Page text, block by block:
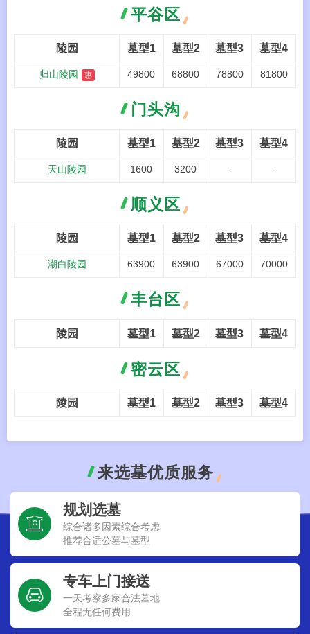
平谷区
陵园 墓型1 墓型2 墓型3 墓型4
归山陵园 惠 49800 68800 78800 81800
门头沟
陵园 墓型1 墓型2 墓型3 墓型4
天山陵园 1600 3200 - -
顺义区
陵园 墓型1 墓型2 墓型3 墓型4
潮白陵园 63900 63900 67000 70000
丰台区
陵园 墓型1 墓型2 墓型3 墓型4
密云区
陵园 墓型1 墓型2 墓型3 墓型4
来选墓优质服务
规划选墓
综合诸多因素综合考虑
推荐合适公墓与墓型
专车上门接送
一天考察多家合法墓地
全程无任何费用